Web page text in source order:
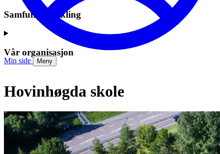
Min side Meny
Samfunnsutvikling
Vår organisasjon
Hovinhøgda skole